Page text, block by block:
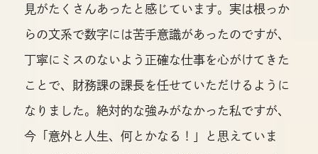
見がたくさんあったと感じています。実は根っか
らの文系で数字には苦手意識があったのですが、
丁寧にミスのないよう正確な仕事を心がけてきた
ことで、財務課の課長を任せていただけるように
なりました。絶対的な強みがなかった私ですが、
今「意外と人生、何とかなる！」と思えていま